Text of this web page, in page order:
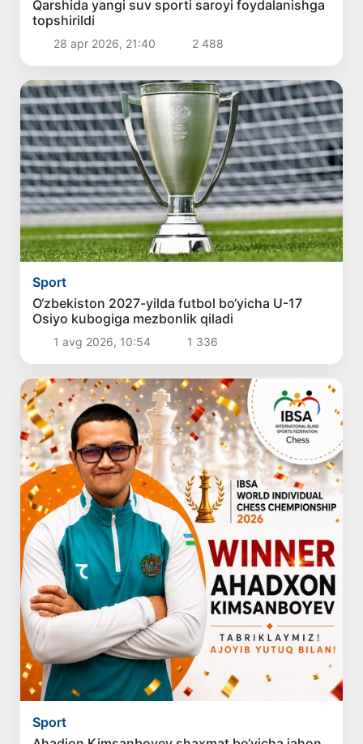
Qarshida yangi suv sporti saroyi foydalanishga
topshirildi
28 apr 2026, 21:40 2 488
Sport
O‘zbekiston 2027-yilda futbol bo‘yicha U-17
Osiyo kubogiga mezbonlik qiladi
1 avg 2026, 10:54 1 336
Sport